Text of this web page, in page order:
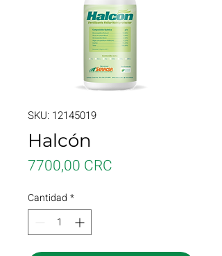
SKU: 12145019
Halcón
7700,00 CRC
Cantidad *